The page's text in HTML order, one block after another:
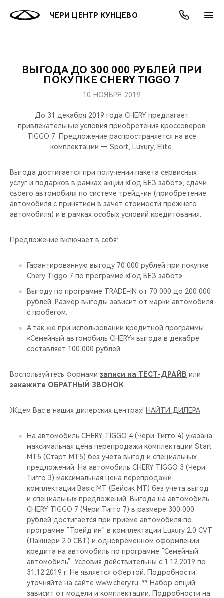
ЧЕРИ ЦЕНТР КУНЦЕВО
МОДЕЛИ
КРОССОВЕРЫ
НОВИНКИ
ПОКУПАТЕЛЯМ
КРЕДИТ И СТРАХОВАНИЕ
ВЛАДЕЛЬЦАМ
ЗАПЧАСТИ И АКСЕССУАРЫ
ПОДДЕРЖКА
CHERY CONNECT
МИР CHERY
О БРЕНДЕ
CHERY В СОЦСЕТЯХ
ЛЮДИ CHERY
БЛАГОТВОРИТЕЛЬНОСТЬ
НАШИ МЕРОПРИЯТИЯ
ВИДЕООБЗОРЫ
CHERY ДЛЯ ДЕТЕЙ
АКЦИИ
ОНЛАЙН СЕРВИСЫ
КРЕДИТ
О КОМПАНИИ
МЫ В СОЦСЕТЯХ
ВЫГОДА ДО 300 000 РУБЛЕЙ ПРИ
ПОКУПКЕ CHERY TIGGO 7
10 НОЯБРЯ 2019
До 31 декабря 2019 года CHERY предлагает
привлекательные условия приобретения кроссоверов
TIGGO 7. Предложение распространяется на все
комплектации — Sport, Luxury, Elite.
Выгода достигается при получении пакета сервисных
услуг и подарков в рамках акции «Год БЕЗ забот», сдачи
своего автомобиля по системе трейд-ин (приобретение
автомобиля с принятием в зачет стоимости прежнего
автомобиля) и в рамках особых условий кредитования.
Предложение включает в себя:
Гарантированную выгоду 70 000 рублей при покупке
Chery Tiggo 7 по программе «Год БЕЗ забот».
Выгоду по программе TRADE-IN от 70 000 до 200 000
рублей. Размер выгоды зависит от марки автомобиля
с пробегом.
А так же при использовании кредитной программы
«Семейный автомобиль CHERY» выгода в декабре
составляет 100 000 рублей.
Воспользуйтесь формами записи на ТЕСТ-ДРАЙВ или
закажите ОБРАТНЫЙ ЗВОНОК
Ждем Вас в наших дилерских центрах! НАЙТИ ДИЛЕРА
На автомобиль CHERY TIGGO 4 (Чери Тигго 4) указана
максимальная цена перепродажи комплектации Start
MT5 (Старт МТ5) без учета выгод и специальных
предложений. На автомобиль CHERY TIGGO 3 (Чери
Тигго 3) максимальная цена перепродажи
комплектации Basic MT (Бейсик МТ) без учета выгод
и специальных предложений. Выгода на автомобиль
CHERY TIGGO 7 (Чери Тигго 7) в размере 300 000
рублей достигается при приеме автомобиля по
программе “Трейд ин” в комплектации Luxury 2.0 CVT
(Лакшери 2.0 СВТ) и одновременном оформлении
кредита на автомобиль по программе “Семейный
автомобиль”. Условия действительны с 1.12.2019 по
31.12.2019 г. Не является офертой. Подробности
уточняйте на сайте www.chery.ru . ** Набор опций
зависит от модели и комплектации. Подробности на